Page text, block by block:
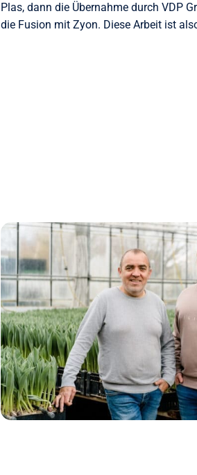
Plas, dann die Übernahme durch VDP
die Fusion mit Zyon. Diese Arbeit ist